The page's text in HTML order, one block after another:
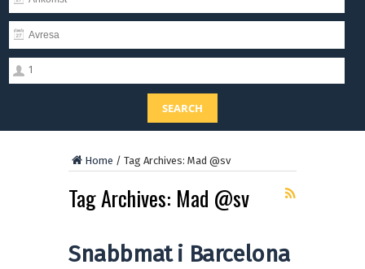
1
SEARCH
Home / Tag Archives: Mad @sv
Tag Archives: Mad @sv
Snabbmat i Barcelona